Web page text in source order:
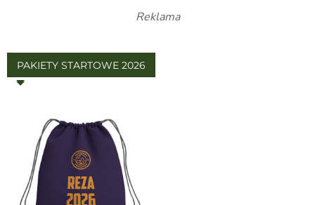
Reklama
PAKIETY STARTOWE 2026